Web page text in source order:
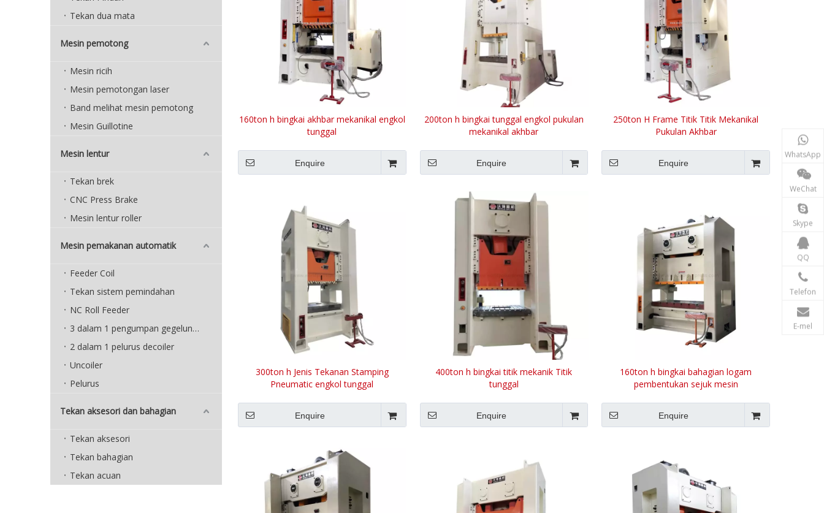
Tekan dua mata
Mesin pemotong
Mesin ricih
Mesin pemotongan laser
Band melihat mesin pemotong
Mesin Guillotine
Mesin lentur
Tekan brek
CNC Press Brake
Mesin lentur roller
Mesin pemakanan automatik
Feeder Coil
Tekan sistem pemindahan
NC Roll Feeder
3 dalam 1 pengumpan gegelung padat
2 dalam 1 pelurus decoiler
Uncoiler
Pelurus
Tekan aksesori dan bahagian
Tekan aksesori
Tekan bahagian
Tekan acuan
160ton h bingkai akhbar mekanikal engkol
tunggal
Enquire
200ton h bingkai tunggal engkol pukulan
mekanikal akhbar
Enquire
250ton H Frame Titik Titik Mekanikal
Pukulan Akhbar
Enquire
300ton h Jenis Tekanan Stamping
Pneumatic engkol tunggal
Enquire
400ton h bingkai titik mekanik Titik
tunggal
Enquire
160ton h bingkai bahagian logam
pembentukan sejuk mesin
Enquire
WhatsApp
WeChat
Skype
QQ
Telefon
E-mel